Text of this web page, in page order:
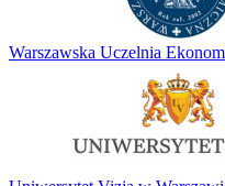
Warszawska Uczelnia